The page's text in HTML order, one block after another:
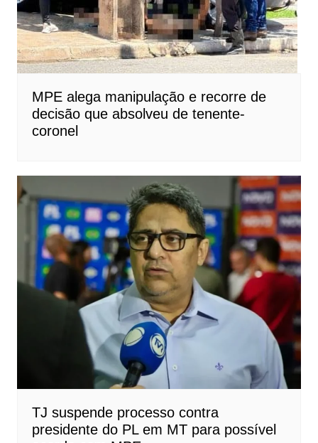
MPE alega manipulação e recorre de
decisão que absolveu de tenente-
coronel
TJ suspende processo contra
presidente do PL em MT para possível